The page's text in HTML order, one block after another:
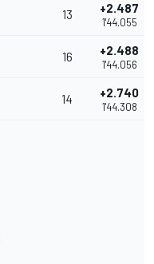
13 +2.487
1'44.055
16 +2.488
1'44.056
14 +2.740
1'44.308